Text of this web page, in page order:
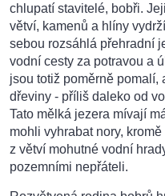
chlupatí stavitelé, bobři.
větví, kamenů a hlíny
sebou rozsáhlá přehradní
vodní cesty za potravou a
jsou totiž poměrně pomalí,
dřeviny - příliš daleko od
Tato mělká jezera mívají
mohli vyhrabat nory,
z větví mohutné vodní
pozemními nepřáteli.